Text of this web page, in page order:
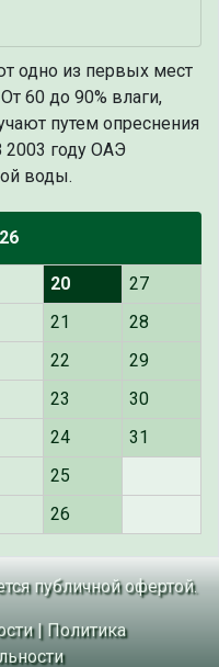
одно из первых мест
60 до 90% влаги,
путем опреснения
2003 году ОАЭ
воды.
20
27
21
28
22
29
23
30
24
31
25
26
публичной офертой.
| Политика